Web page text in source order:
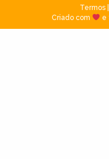
Termos|
Criado com
e